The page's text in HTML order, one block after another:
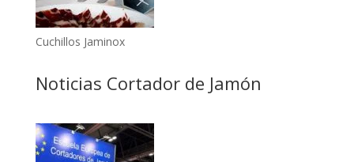
Cuchillos Jaminox
Noticias Cortador de Jamón